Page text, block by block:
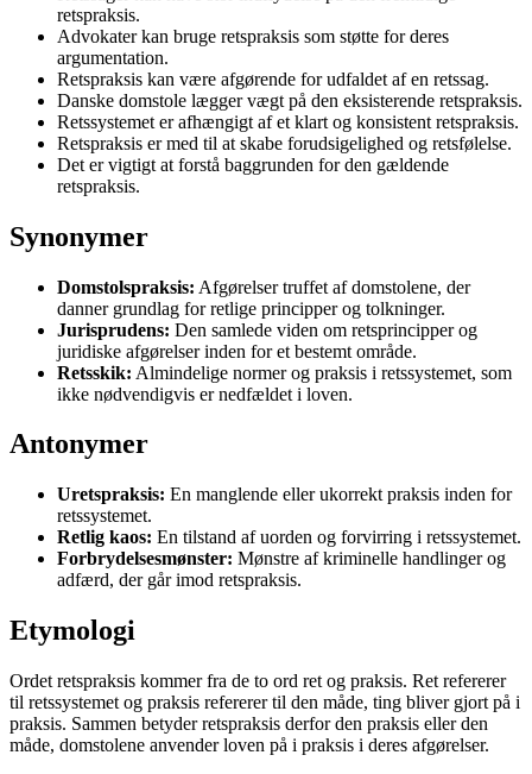
retspraksis.
Advokater kan bruge retspraksis som støtte for deres
argumentation.
Retspraksis kan være afgørende for udfaldet af en retssag.
Danske domstole lægger vægt på den eksisterende retspraksis.
Retssystemet er afhængigt af et klart og konsistent retspraksis.
Retspraksis er med til at skabe forudsigelighed og retsfølelse.
Det er vigtigt at forstå baggrunden for den gældende
retspraksis.
Synonymer
Domstolspraksis: Afgørelser truffet af domstolene, der
danner grundlag for retlige principper og tolkninger.
Jurisprudens: Den samlede viden om retsprincipper og
juridiske afgørelser inden for et bestemt område.
Retsskik: Almindelige normer og praksis i retssystemet, som
ikke nødvendigvis er nedfældet i loven.
Antonymer
Uretspraksis: En manglende eller ukorrekt praksis inden for
retssystemet.
Retlig kaos: En tilstand af uorden og forvirring i retssystemet.
Forbrydelsesmønster: Mønstre af kriminelle handlinger og
adfærd, der går imod retspraksis.
Etymologi
Ordet retspraksis kommer fra de to ord ret og praksis. Ret refererer
til retssystemet og praksis refererer til den måde, ting bliver gjort på i
praksis. Sammen betyder retspraksis derfor den praksis eller den
måde, domstolene anvender loven på i praksis i deres afgørelser.